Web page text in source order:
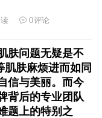
0评论
肤问题无疑是不
肌肤麻烦进而如同
信与美丽。而今
背后的专业团队
题上的特别之